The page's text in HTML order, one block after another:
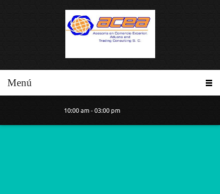
Menú
10:00 am - 03:00 pm